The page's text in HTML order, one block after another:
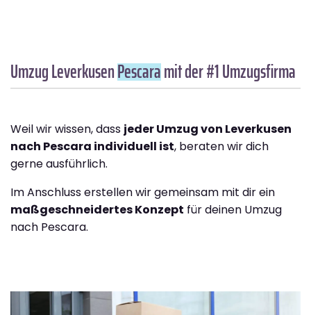
Umzug LeverkusenPescaramit der #1 Umzugsfirma
Weil wir wissen, dass jeder Umzug von Leverkusen
nach Pescara individuell ist, beraten wir dich
gerne ausführlich.
Im Anschluss erstellen wir gemeinsam mit dir ein
maßgeschneidertes Konzept für deinen Umzug
nach Pescara.